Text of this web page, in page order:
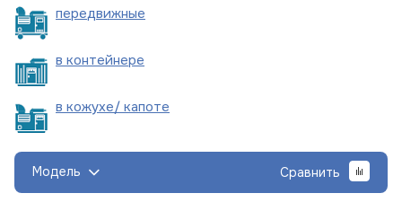
передвижные
в контейнере
в кожухе/ капоте
Модель Сравнить